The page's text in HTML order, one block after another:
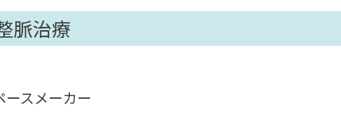
脈治療
ースメーカー